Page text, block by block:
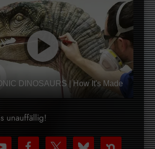
DINOSAURS | How It's Made
unauffällig!
facebook bluesky nextdoor